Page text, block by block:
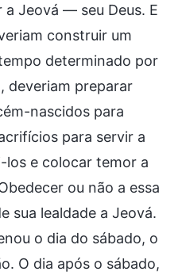
Jeová — seu Deus. E
construir um
determinado por
deveriam preparar
nascidos para
para servir a
e colocar temor a
ou não a essa
sua lealdade a Jeová.
o dia do sábado, o
O dia após o sábado,